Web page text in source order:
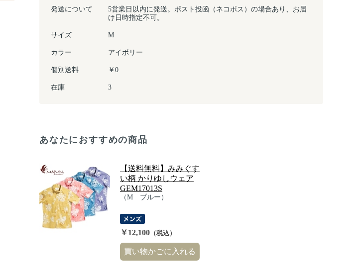
発送について
5営業日以内に発送。ポスト投函（ネコポス）の場合あり、お届
け日時指定不可。
サイズ M
カラー アイボリー
個別送料 ￥0
在庫 3
あなたにおすすめの商品
【送料無料】みみぐす
い柄 かりゆしウェア
GEM17013S
（M ブルー）
￥12,100 （税込）
買い物かごに入れる